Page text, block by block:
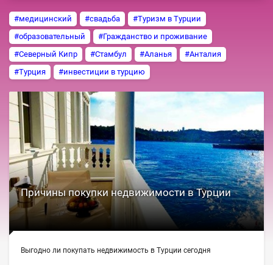
#медицинский #свадьба
#Туризм в Турции
#образовательный
#Гражданство и проживание
#Северный Кипр
#Стамбул #Аланья
#Анталия
#Турция
#инвестиции в турцию
Причины покупки недвижимости в Турции
Выгодно ли покупать недвижимость в Турции сегодня